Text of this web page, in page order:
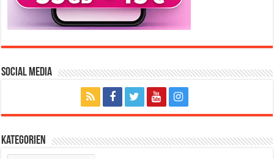
Social Media
Kategorien